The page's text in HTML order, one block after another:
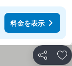
料金を表示
シェア お